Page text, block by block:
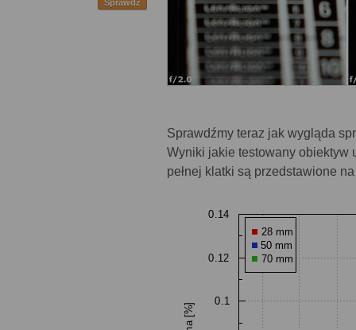
Sprawdź
Sprawdźmy teraz jak wygląda
Wyniki jakie testowany obiektyw
pełnej klatki są przedstawione